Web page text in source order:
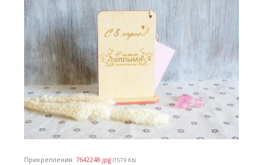
Прикрепления: 7642248.jpg (157.9 Kb)